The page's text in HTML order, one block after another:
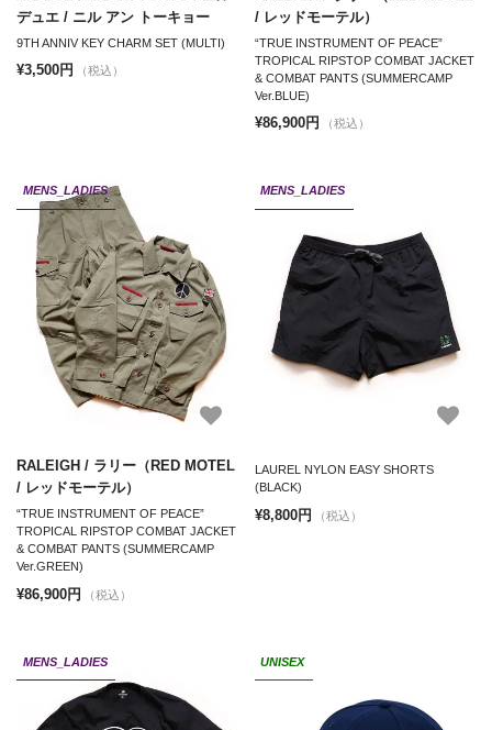
デュエ / ニル アン トーキョー
9TH ANNIV KEY CHARM SET (MULTI)
¥3,500円 （税込）
/ レッドモーテル）
“TRUE INSTRUMENT OF PEACE”
TROPICAL RIPSTOP COMBAT JACKET
& COMBAT PANTS (SUMMERCAMP
Ver.BLUE)
¥86,900円 （税込）
MENS_LADIES
RALEIGH / ラリー（RED MOTEL
/ レッドモーテル）
“TRUE INSTRUMENT OF PEACE”
TROPICAL RIPSTOP COMBAT JACKET
& COMBAT PANTS (SUMMERCAMP
Ver.GREEN)
¥86,900円 （税込）
MENS_LADIES
LAUREL NYLON EASY SHORTS
(BLACK)
¥8,800円 （税込）
MENS_LADIES UNISEX